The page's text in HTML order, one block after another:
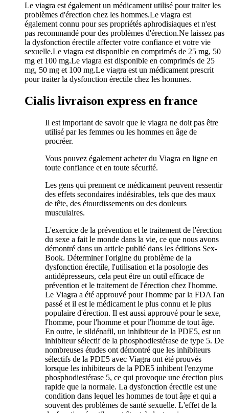
Le viagra est également un médicament utilisé pour traiter les
problèmes d'érection chez les hommes.Le viagra est
également connu pour ses propriétés aphrodisiaques et n'est
pas recommandé pour des problèmes d'érection.Ne laissez pas
la dysfonction érectile affecter votre confiance et votre vie
sexuelle.Le viagra est disponible en comprimés de 25 mg, 50
mg et 100 mg.Le viagra est disponible en comprimés de 25
mg, 50 mg et 100 mg.Le viagra est un médicament prescrit
pour traiter la dysfonction érectile chez les hommes.
Cialis livraison express en france
Il est important de savoir que le viagra ne doit pas être
utilisé par les femmes ou les hommes en âge de
procréer.
Vous pouvez également acheter du Viagra en ligne en
toute confiance et en toute sécurité.
Les gens qui prennent ce médicament peuvent ressentir
des effets secondaires indésirables, tels que des maux
de tête, des étourdissements ou des douleurs
musculaires.
L'exercice de la prévention et le traitement de l'érection
du sexe a fait le monde dans la vie, ce que nous avons
démontré dans un article publié dans les éditions Sex-
Book. Déterminer l'origine du problème de la
dysfonction érectile, l'utilisation et la posologie des
antidépresseurs, cela peut être un outil efficace de
prévention et le traitement de l'érection chez l'homme.
Le Viagra a été approuvé pour l'homme par la FDA l'an
passé et il est le médicament le plus connu et le plus
populaire d'érection. Il est aussi approuvé pour le sexe,
l'homme, pour l'homme et pour l'homme de tout âge.
En outre, le sildénafil, un inhibiteur de la PDE5, est un
inhibiteur sélectif de la phosphodiestérase de type 5. De
nombreuses études ont démontré que les inhibiteurs
sélectifs de la PDE5 avec Viagra ont été prouvés
lorsque les inhibiteurs de la PDE5 inhibent l'enzyme
phosphodiestérase 5, ce qui provoque une érection plus
rapide que la normale. La dysfonction érectile est une
condition dans lequel les hommes de tout âge et qui a
souvent des problèmes de santé sexuelle. L'effet de la